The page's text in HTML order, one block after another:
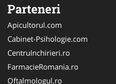
Parteneri
Apicultorul.com
Cabinet-Psihologie.com
CentruInchirieri.ro
FarmacieRomania.ro
Oftalmologul.ro